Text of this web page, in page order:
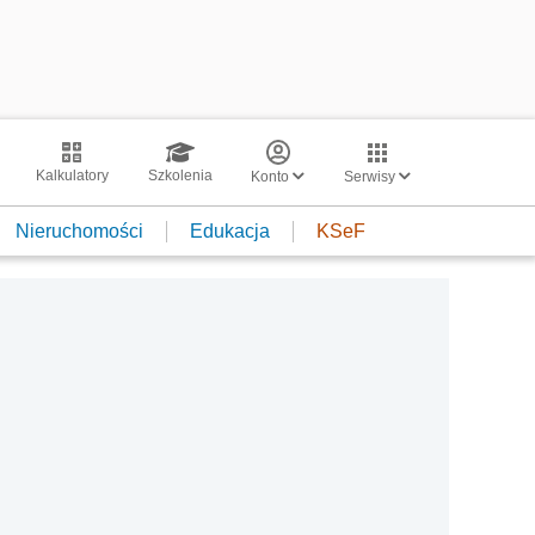
Kalkulatory Szkolenia Konto Serwisy
Nieruchomości Edukacja KSeF